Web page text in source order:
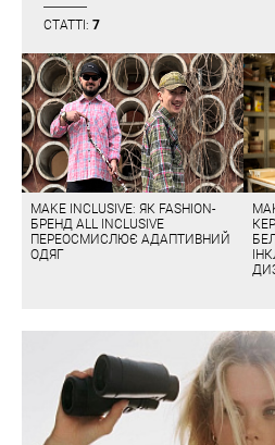
СТАТТІ: 7
MAKE INCLUSIVE: ЯК FASHION-
БРЕНД ALL INCLUSIVE
ПЕРЕОСМИСЛЮЄ АДАПТИВНИЙ
ОДЯГ